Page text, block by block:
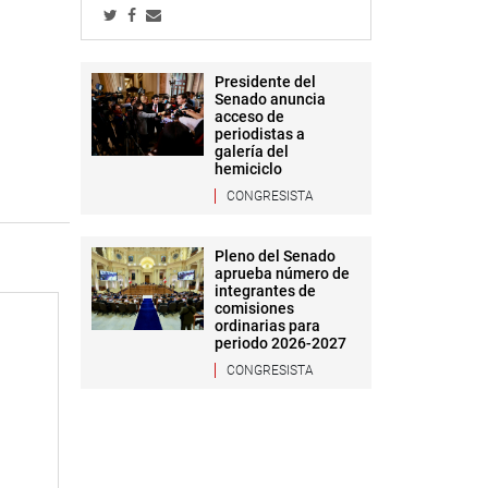
Presidente del
Senado anuncia
acceso de
periodistas a
galería del
hemiciclo
CONGRESISTA
Pleno del Senado
aprueba número de
integrantes de
comisiones
ordinarias para
periodo 2026-2027
CONGRESISTA